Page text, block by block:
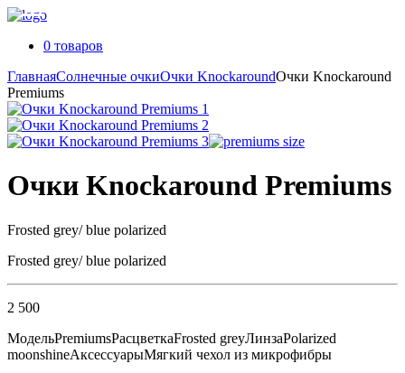
0 товаров
ГлавнаяСолнечные очкиОчки KnockaroundОчки Knockaround
Premiums
Очки Knockaround Premiums
Frosted grey/ blue polarized
Frosted grey/ blue polarized
2 500
МодельPremiumsРасцветкаFrosted greyЛинзаPolarized
moonshineАксессуарыМягкий чехол из микрофибры